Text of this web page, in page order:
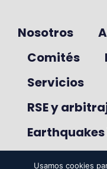
Nosotros
Comités
Servicios
RSE y
Usamos cookies